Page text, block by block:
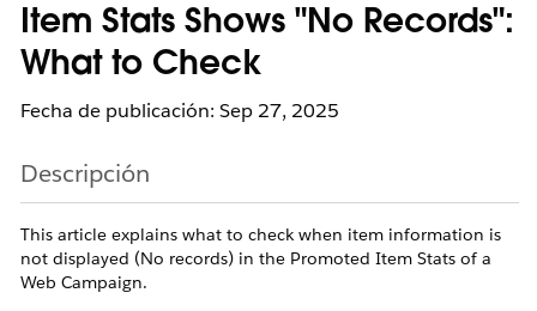
Item Stats Shows "No Records":
What to Check
Fecha de publicación: Sep 27, 2025
Descripción
This article explains what to check when item information is
not displayed (No records) in the Promoted Item Stats of a
Web Campaign.